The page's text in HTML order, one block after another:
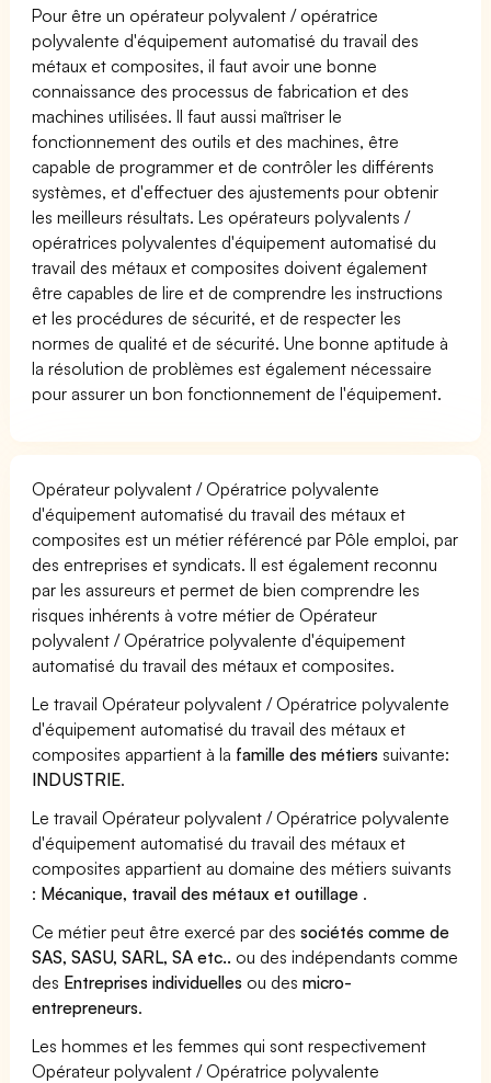
Pour être un opérateur polyvalent / opératrice
polyvalente d'équipement automatisé du travail des
métaux et composites, il faut avoir une bonne
connaissance des processus de fabrication et des
machines utilisées. Il faut aussi maîtriser le
fonctionnement des outils et des machines, être
capable de programmer et de contrôler les différents
systèmes, et d'effectuer des ajustements pour obtenir
les meilleurs résultats. Les opérateurs polyvalents /
opératrices polyvalentes d'équipement automatisé du
travail des métaux et composites doivent également
être capables de lire et de comprendre les instructions
et les procédures de sécurité, et de respecter les
normes de qualité et de sécurité. Une bonne aptitude à
la résolution de problèmes est également nécessaire
pour assurer un bon fonctionnement de l'équipement.
Opérateur polyvalent / Opératrice polyvalente
d'équipement automatisé du travail des métaux et
composites est un métier référencé par Pôle emploi, par
des entreprises et syndicats. Il est également reconnu
par les assureurs et permet de bien comprendre les
risques inhérents à votre métier de Opérateur
polyvalent / Opératrice polyvalente d'équipement
automatisé du travail des métaux et composites.
Le travail Opérateur polyvalent / Opératrice polyvalente
d'équipement automatisé du travail des métaux et
composites appartient à la famille des métiers suivante:
INDUSTRIE.
Le travail Opérateur polyvalent / Opératrice polyvalente
d'équipement automatisé du travail des métaux et
composites appartient au domaine des métiers suivants
: Mécanique, travail des métaux et outillage .
Ce métier peut être exercé par dessociétés comme de
SAS, SASU, SARL, SA etc.. ou des indépendants comme
des Entreprises individuelles ou desmicro-
entrepreneurs.
Les hommes et les femmes qui sont respectivement
Opérateur polyvalent / Opératrice polyvalente